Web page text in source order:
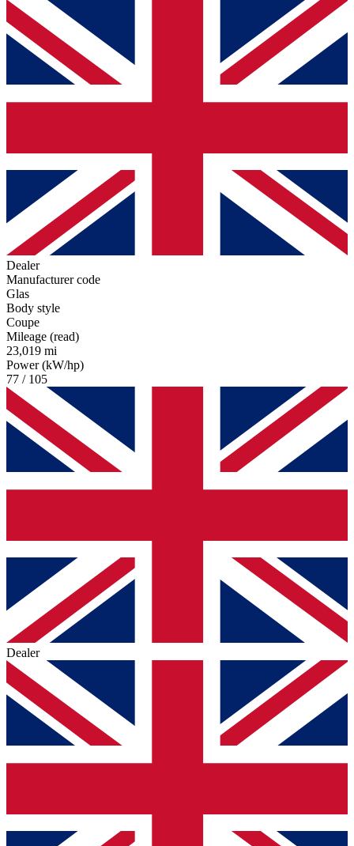
Dealer
Manufacturer code
Glas
Body style
Coupe
Mileage (read)
23,019 mi
Power (kW/hp)
77 / 105
Dealer